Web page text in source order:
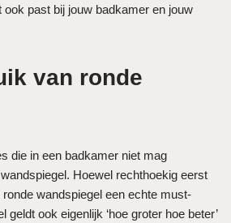
past bij jouw badkamer en jouw
van ronde
die in een badkamer niet mag
Hoewel rechthoekig eerst
wandspiegel een echte must-
geldt ook eigenlijk ‘hoe groter hoe beter’